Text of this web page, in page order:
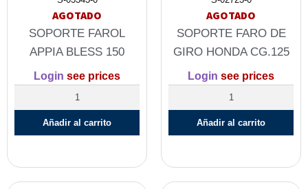
AGOTADO
SOPORTE FAROL
APPIA BLESS 150
Login see prices
Añadir al carrito
AGOTADO
SOPORTE FARO DE
GIRO HONDA CG.125
Login see prices
Añadir al carrito